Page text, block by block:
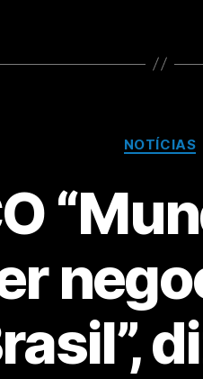
NOTÍCIAS